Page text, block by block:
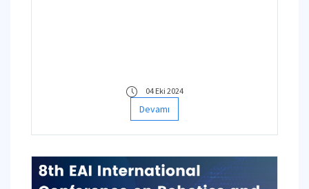
04 Eki 2024
Devamı